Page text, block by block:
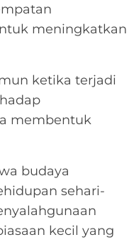
meningkatkan
ketika terjadi
membentuk
budaya
sehari-
kecil yang